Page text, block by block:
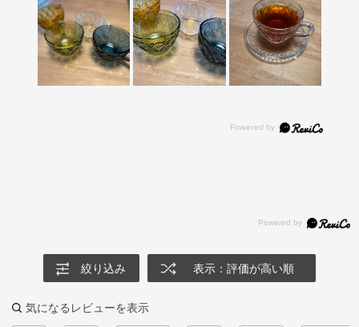
絞り込み 表示：評価が高い順
気になるレビューを表示